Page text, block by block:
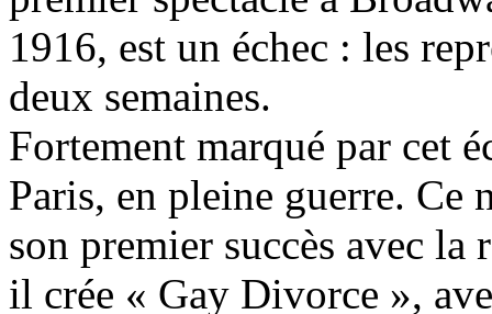
1916, est un échec : les
deux semaines.
Fortement marqué par cet
Paris, en pleine guerre. Ce
son premier succès avec
il crée « Gay Divorce »,